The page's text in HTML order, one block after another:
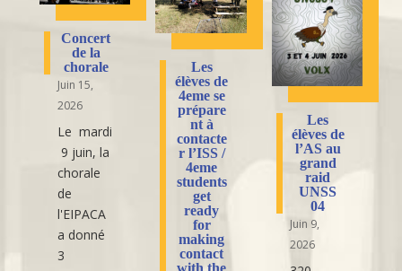
Concert
de la
chorale
Juin 15,
2026
Le mardi
9 juin, la
chorale
de
l'EIPACA
a donné
3
Les
élèves de
4eme se
prépare
nt à
contacte
r l’ISS /
4eme
students
get
ready
for
making
contact
with the
Les
élèves de
l’AS au
grand
raid
UNSS
04
Juin 9,
2026